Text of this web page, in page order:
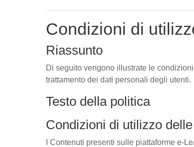
Condizioni di
Riassunto
Di seguito vengono illustrate le
trattamento dei dati personali degli utenti.
Testo della politica
Condizioni di utilizzo
I Contenuti presenti sulle piattaforme e-